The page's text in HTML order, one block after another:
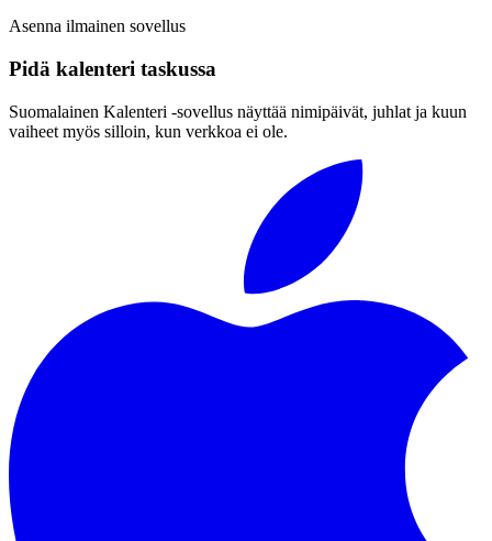
Asenna ilmainen sovellus
Pidä kalenteri taskussa
Suomalainen Kalenteri ‑sovellus näyttää nimipäivät, juhlat ja kuun
vaiheet myös silloin, kun verkkoa ei ole.